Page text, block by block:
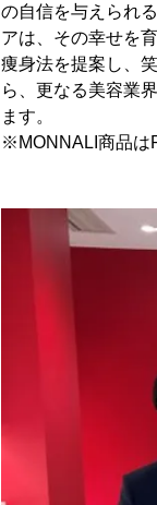
の自信を与えられ
アは、その幸せを
痩身法を提案し、
ら、更なる美容業
ます。
※MONNALI商品は